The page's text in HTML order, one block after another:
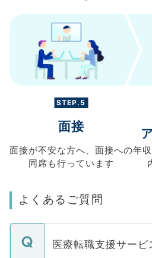
STEP.5
面接
面接が不安な方へ、 面接への
同席も行っています
年
よくあるご質問
医療転職支援サービ